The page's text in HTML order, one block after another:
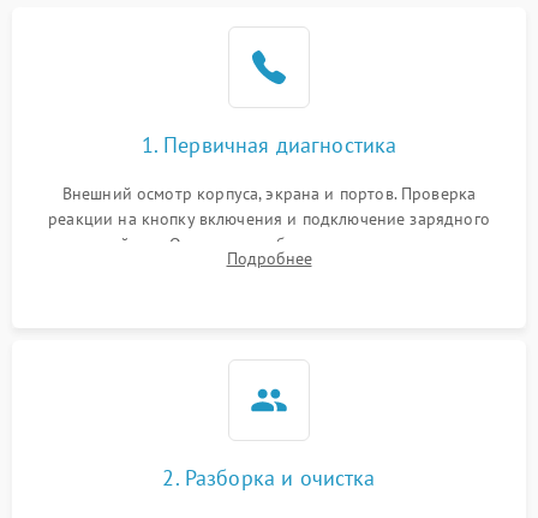
1. Первичная диагностика
Внешний осмотр корпуса, экрана и портов. Проверка
реакции на кнопку включения и подключение зарядного
устройства. Оценка потребления тока с помощью
лабораторного блока питания для локализации проблемы.
Подробнее
2. Разборка и очистка